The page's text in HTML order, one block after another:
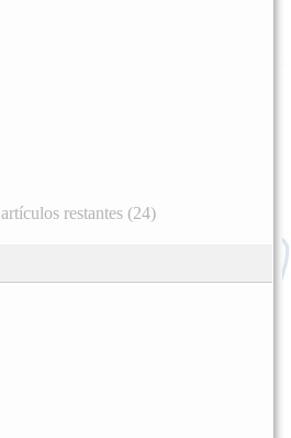
restantes (24)